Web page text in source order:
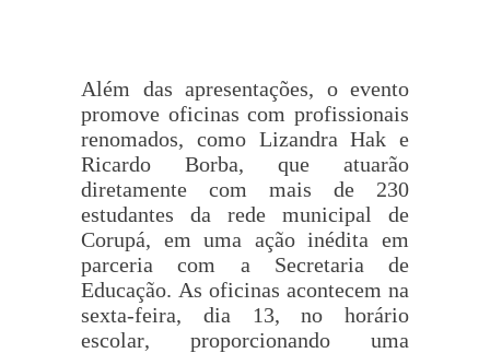
Além das apresentações, o evento
promove oficinas com profissionais
renomados, como Lizandra Hak e
Ricardo Borba, que atuarão
diretamente com mais de 230
estudantes da rede municipal de
Corupá, em uma ação inédita em
parceria com a Secretaria de
Educação. As oficinas acontecem na
sexta-feira, dia 13, no horário
escolar, proporcionando uma